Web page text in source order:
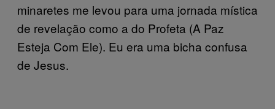
minaretes me levou para uma jornada mística
de revelação como a do Profeta (A Paz
Esteja Com Ele). Eu era uma bicha confusa
de Jesus.